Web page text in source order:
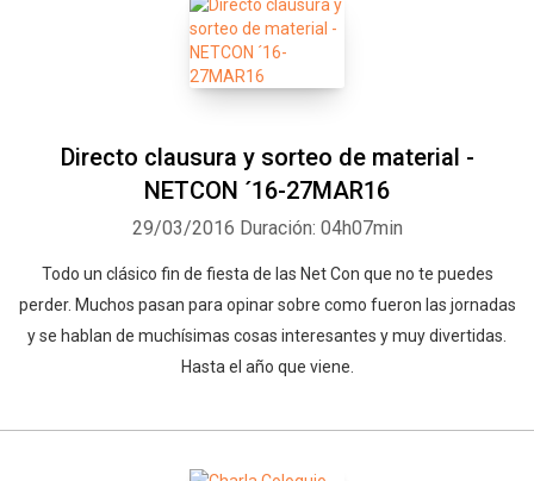
Directo clausura y sorteo de material -
NETCON ´16-27MAR16
29/03/2016 Duración: 04h07min
Todo un clásico fin de fiesta de las Net Con que no te puedes
perder. Muchos pasan para opinar sobre como fueron las jornadas
y se hablan de muchísimas cosas interesantes y muy divertidas.
Hasta el año que viene.